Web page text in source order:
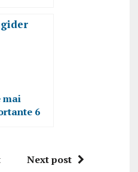
după
mai
6
un
Next post